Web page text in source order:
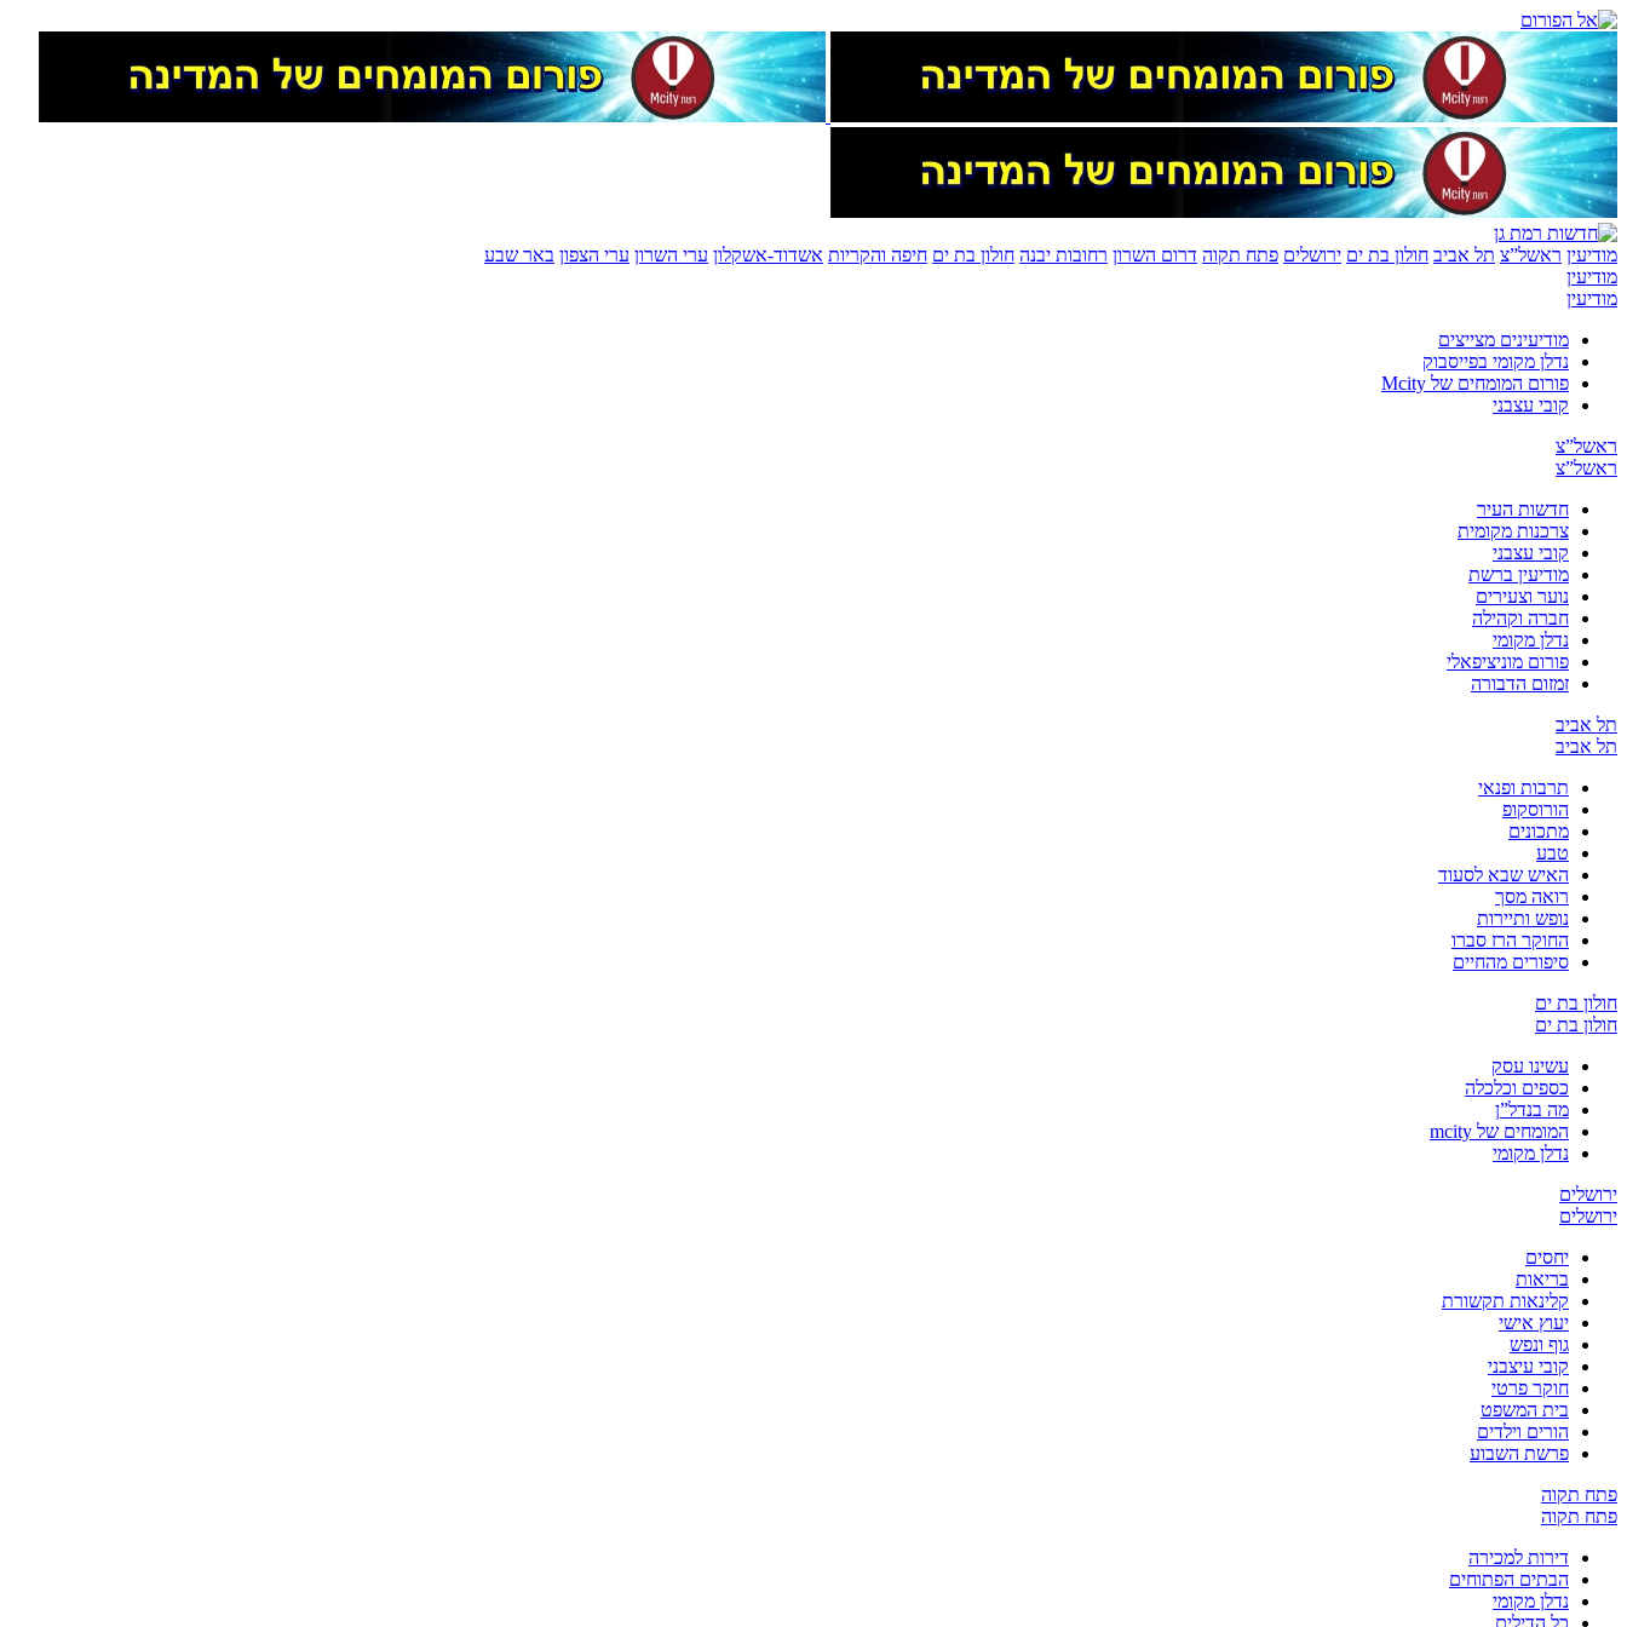
מודיעין ראשל”צ תל אביב חולון בת ים ירושלים פתח תקוה דרום השרון רחובות יבנה חולון בת ים חיפה והקריות אשדוד-אשקלון ערי השרון ערי הצפון באר שבע
מודיעין
מודיעין
מודיעינים מצייצים
נדלן מקומי בפייסבוק
פורום המומחים של Mcity
קובי עצבני
ראשל”צ
ראשל”צ
חדשות העיר
צרכנות מקומית
קובי עצבני
מודיעין ברשת
נוער וצעירים
חברה וקהילה
נדלן מקומי
פורום מוניציפאלי
זמזום הדבורה
תל אביב
תל אביב
תרבות ופנאי
הורוסקופ
מתכונים
טבע
האיש שבא לסעוד
רואה מסך
נופש ותיירות
החוקר הרז סברו
סיפורים מהחיים
חולון בת ים
חולון בת ים
עשינו עסק
כספים וכלכלה
מה בנדל”ן
המומחים של mcity
נדלן מקומי
ירושלים
ירושלים
יחסים
בריאות
קלינאות תקשורת
יעוץ אישי
גוף ונפש
קובי עיצבני
חוקר פרטי
בית המשפט
הורים וילדים
פרשת השבוע
פתח תקוה
פתח תקוה
דירות למכירה
הבתים הפתוחים
נדלן מקומי
כל הדילים